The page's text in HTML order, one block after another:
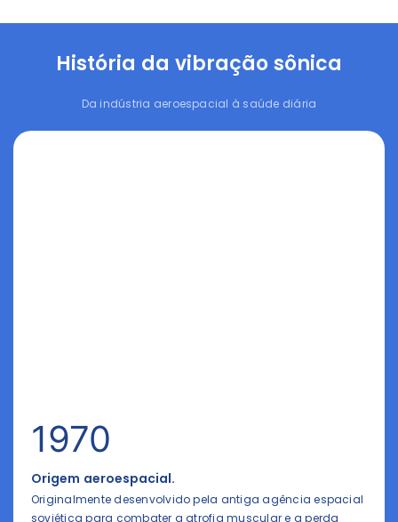
História da vibração sônica
Da indústria aeroespacial à saúde diária
1970
Origem aeroespacial.
Originalmente desenvolvido pela antiga agência espacial
soviética para combater a atrofia muscular e a perda